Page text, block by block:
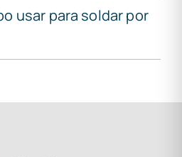
usar para soldar por